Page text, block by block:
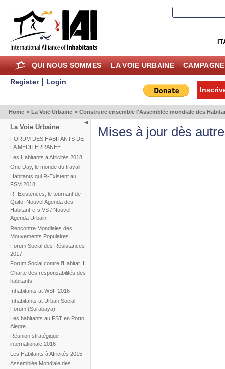
QUI NOUS SOMMES LA VOIE URBAINE
Register
Login
Home » La Voie Urbaine » Construire ensemble l'Assemblée mondiale des
La Voie Urbaine
FORUM DES HABITANTS DE
LA MEDITERRANEE
Les Habitants à Africités 2018
One Day, le monde du travail
Habitants qui R-Existent au
FSM 2018
R- Existences, le tournant de
Quito. Nouvel Agenda des
Habitant-e-s VS / Nouvel
Agenda Urbain
Rencontre Mondiales des
Mouvements Populaires
Forum Social des Résistances
2017
Forum Social contre l’Habitat III
Charte des responsabilités des
habitants
Inhabitants at WSF 2016
Inhabitants at Urban Social
Forum (Surabaya)
Les habitants au FST en Porto
Alegre
Réunion stratégique
internationale 2016
Les Habitants à Africités 2015
Assemblée Mondiale des
Mises à jour dès